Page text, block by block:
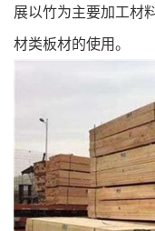
展以竹为主要加工材
材类板材的使用。